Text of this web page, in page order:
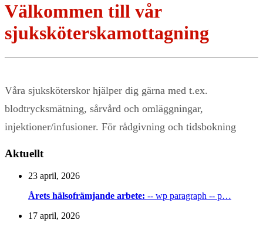
Välkommen till vår
sjuksköterskamottagning
Våra sjuksköterskor hjälper dig gärna med t.ex.
blodtrycksmätning, sårvård och omläggningar,
injektioner/infusioner. För rådgivning och tidsbokning
Aktuellt
23 april, 2026
Årets hälsofrämjande arbete: -- wp paragraph -- p…
17 april, 2026